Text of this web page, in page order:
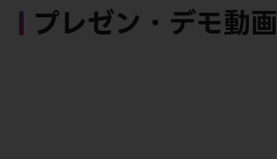
プレゼン・デモ動画